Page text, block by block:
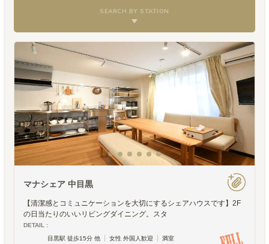
SEARCH BY STATION
マナシェア 中目黒
【清潔感とコミュニケーションを大切にするシェアハウスです】2F
の日当たりのいいリビングダイニング。スタ
DETAIL :
目黒駅 徒歩15分 他
女性 外国人歓迎 満室